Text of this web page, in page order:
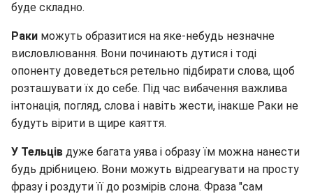
буде складно.
Раки можуть образитися на яке-небудь незначне
висловлювання. Вони починають дутися і тоді
опоненту доведеться ретельно підбирати слова, щоб
розташувати їх до себе. Під час вибачення важлива
інтонація, погляд, слова і навіть жести, інакше Раки не
будуть вірити в щире каяття.
У Тельців дуже багата уява і образу їм можна нанести
будь дрібницею. Вони можуть відреагувати на просту
фразу і роздути її до розмірів слона. Фраза "сам